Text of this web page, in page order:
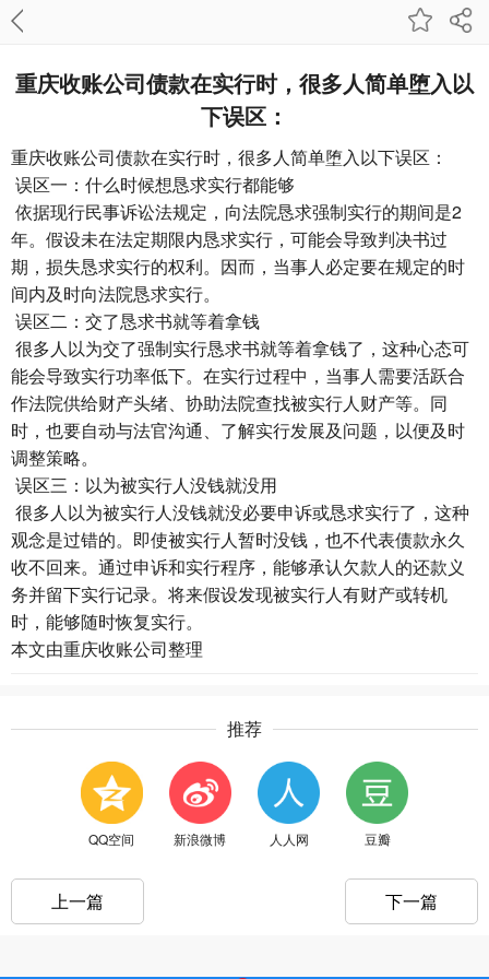
重庆收账公司​债款在实行时，很多人简单堕入以
下误区：
重庆收账公司债款在实行时，很多人简单堕入以下误区：
误区一：什么时候想恳求实行都能够
依据现行民事诉讼法规定，向法院恳求强制实行的期间是2
年。假设未在法定期限内恳求实行，可能会导致判决书过
期，损失恳求实行的权利。因而，当事人必定要在规定的时
间内及时向法院恳求实行。
误区二：交了恳求书就等着拿钱
很多人以为交了强制实行恳求书就等着拿钱了，这种心态可
能会导致实行功率低下。在实行过程中，当事人需要活跃合
作法院供给财产头绪、协助法院查找被实行人财产等。同
时，也要自动与法官沟通、了解实行发展及问题，以便及时
调整策略。
误区三：以为被实行人没钱就没用
很多人以为被实行人没钱就没必要申诉或恳求实行了，这种
观念是过错的。即使被实行人暂时没钱，也不代表债款永久
收不回来。通过申诉和实行程序，能够承认欠款人的还款义
务并留下实行记录。将来假设发现被实行人有财产或转机
时，能够随时恢复实行。
本文由重庆收账公司整理
推荐
QQ空间 新浪微博 人人网 豆瓣
上一篇 下一篇